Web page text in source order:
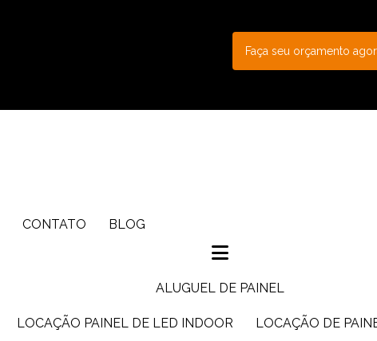
Faça seu orçamento
CONTATO BLOG
ALUGUEL DE PAINEL
LOCAÇÃO PAINEL DE LED INDOOR
LOCAÇÃO DE